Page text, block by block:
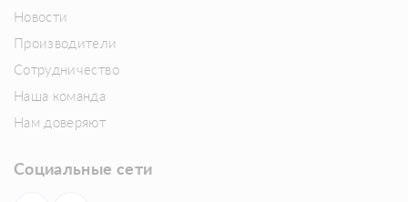
Новости
Производители
Сотрудничество
Наша команда
Нам доверяют
Социальные сети